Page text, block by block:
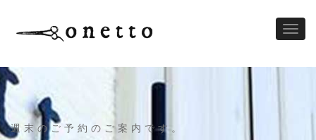
週末のご予約のご案内です。